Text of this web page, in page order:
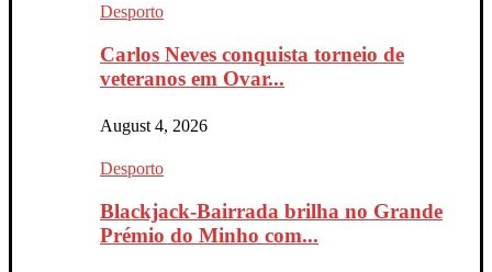
Desporto
Carlos Neves conquista torneio de
veteranos em Ovar...
August 4, 2026
Desporto
Blackjack-Bairrada brilha no Grande
Prémio do Minho com...